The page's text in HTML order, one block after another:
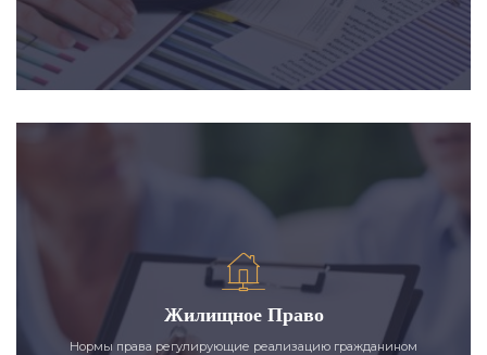
Жилищное Право
Нормы права регулирующие реализацию гражданином